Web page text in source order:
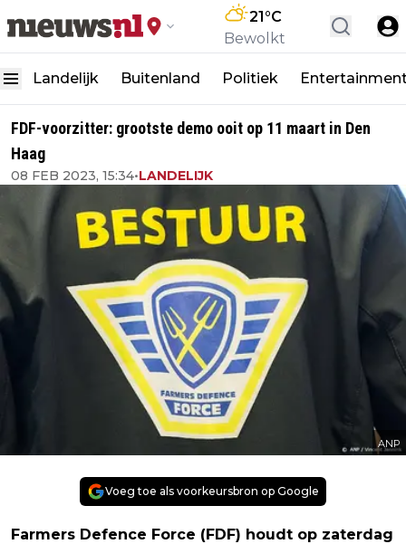
21°C
Bewolkt
Landelijk Buitenland Politiek
FDF-voorzitter: grootste demo ooit op 11 maart in Den
Haag
08 FEB 2023, 15:34•LANDELIJK
ANP
Voeg toe als voorkeursbron op Google
Farmers Defence Force (FDF) houdt op zaterdag